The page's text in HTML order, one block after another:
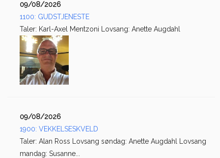
09/08/2026
1100: GUDSTJENESTE
Taler: Karl-Axel Mentzoni Lovsang: Anette Augdahl
09/08/2026
1900: VEKKELSESKVELD
Taler: Alan Ross Lovsang søndag: Anette Augdahl Lovsang
mandag: Susanne...